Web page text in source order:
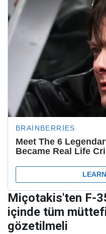
Miçotakis'ten F-
içinde tüm
gözetilmeli